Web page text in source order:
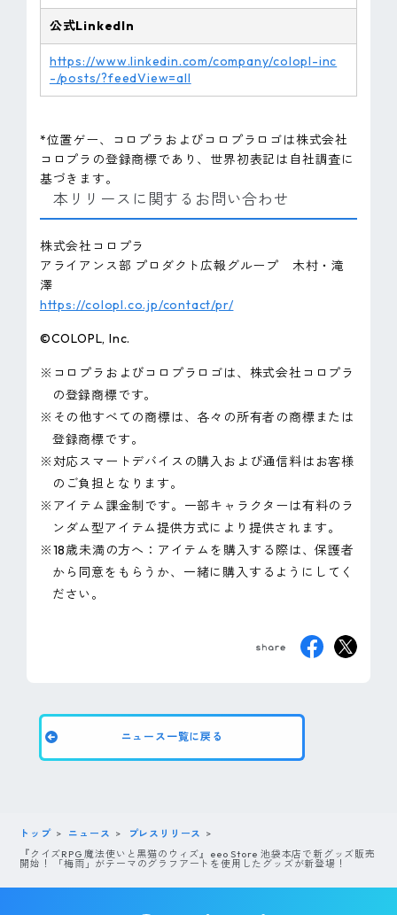
公式LinkedIn
https://www.linkedin.com/company/colopl-inc
-/posts/?feedView=all
*位置ゲー、コロプラおよびコロプラロゴは株式会社
コロプラの登録商標であり、世界初表記は自社調査に
基づきます。
本リリースに関するお問い合わせ
株式会社コロプラ
アライアンス部 プロダクト広報グループ 木村・滝
澤
https://colopl.co.jp/contact/pr/
©COLOPL, Inc.
※コロプラおよびコロプラロゴは、株式会社コロプラ
の登録商標です。
※その他すべての商標は、各々の所有者の商標または
登録商標です。
※対応スマートデバイスの購入および通信料はお客様
のご負担となります。
※アイテム課金制です。一部キャラクターは有料のラ
ンダム型アイテム提供方式により提供されます。
※18歳未満の方へ：アイテムを購入する際は、保護者
から同意をもらうか、一緒に購入するようにしてく
ださい。
ニュース一覧に戻る
トップ ニュース
プレスリリース
『クイズRPG 魔法使いと黒猫のウィズ』eeo Store 池袋本店で新グッズ販売
開始！ 「梅雨」がテーマのグラフアートを使用したグッズが新登場！